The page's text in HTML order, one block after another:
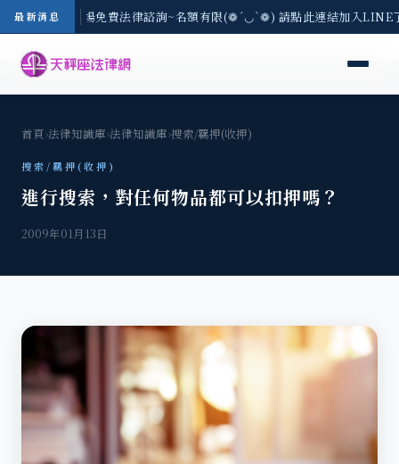
最新消息
區-8/3(一) 現場免費法律諮詢~名額有限(❁´◡`❁) 請點此連結加入
首頁›法律知識庫›法律知識庫›搜索/羈押(收押)
搜索/羈押(收押)
進行搜索，對任何物品都可以扣押嗎？
2009年01月13日